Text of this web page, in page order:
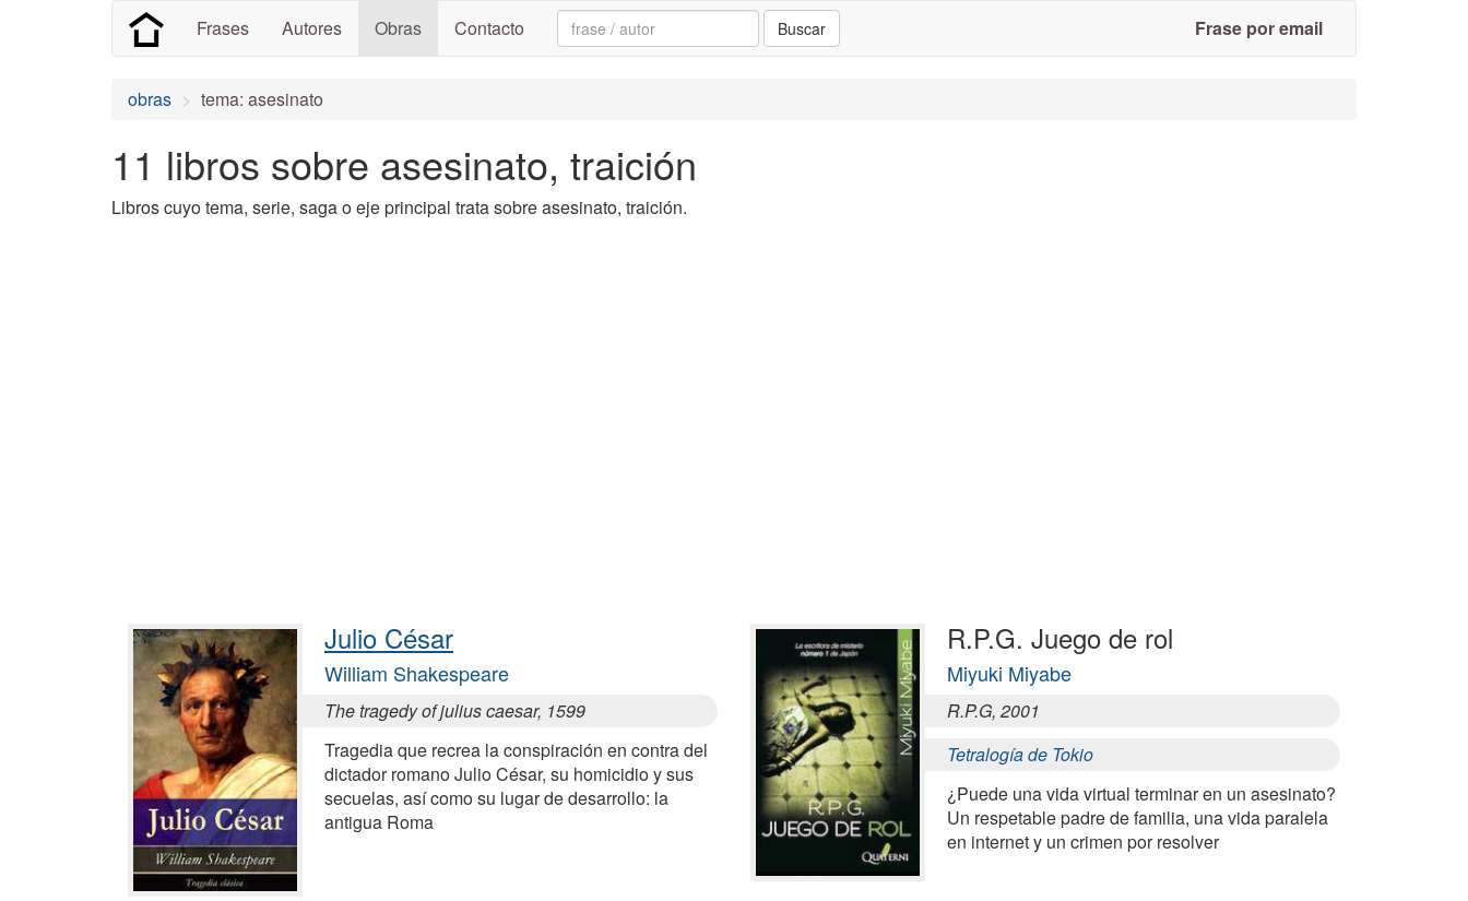
Frases Autores Obras Contacto Search: Buscar Frase por email
obras tema: asesinato
11 libros sobre asesinato, traición
Libros cuyo tema, serie, saga o eje principal trata sobre asesinato, traición.
Julio César
William Shakespeare
The tragedy of julius caesar, 1599
Tragedia que recrea la conspiración en contra del
dictador romano Julio César, su homicidio y sus
secuelas, así como su lugar de desarrollo: la
antigua Roma
R.P.G. Juego de rol
Miyuki Miyabe
R.P.G, 2001
Tetralogía de Tokio
¿Puede una vida virtual terminar en un asesinato?
Un respetable padre de familia, una vida paralela
en internet y un crimen por resolver